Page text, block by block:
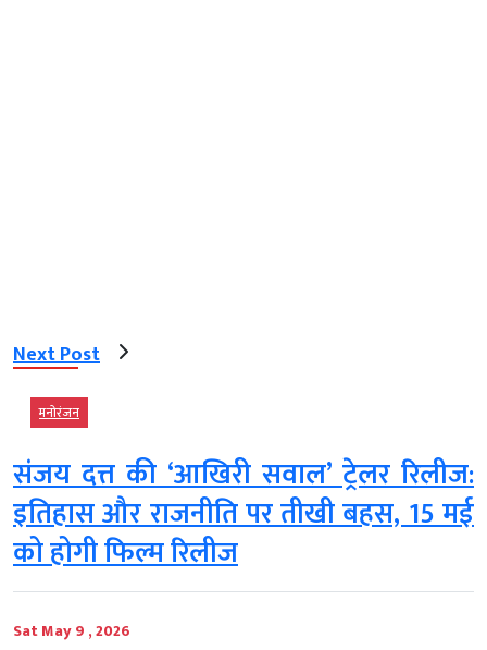
Next Post
मनोरंजन
संजय दत्त की ‘आखिरी सवाल’ ट्रेलर रिलीज:
इतिहास और राजनीति पर तीखी बहस, 15 मई
को होगी फिल्म रिलीज
Sat May 9 , 2026